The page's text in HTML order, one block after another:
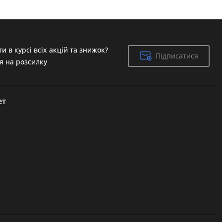
в курсі всіх акцій та знижок?
на розсилку
Підписатися
Підписатися